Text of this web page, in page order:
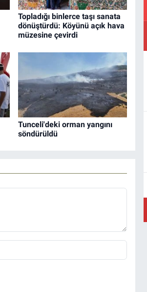
Topladığı binlerce taşı sanata
dönüştürdü: Köyünü açık hava
müzesine çevirdi
Tunceli'deki orman yangını
söndürüldü